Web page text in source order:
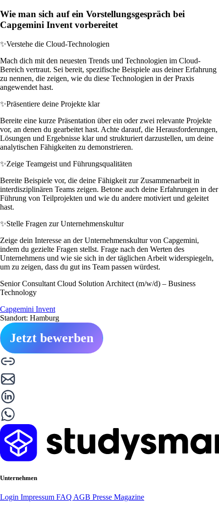
Wie man sich auf ein Vorstellungsgespräch bei
Capgemini Invent vorbereitet
✨Verstehe die Cloud-Technologien
Mach dich mit den neuesten Trends und Technologien im Cloud-
Bereich vertraut. Sei bereit, spezifische Beispiele aus deiner Erfahrung
zu nennen, die zeigen, wie du diese Technologien in der Praxis
angewendet hast.
✨Präsentiere deine Projekte klar
Bereite eine kurze Präsentation über ein oder zwei relevante Projekte
vor, an denen du gearbeitet hast. Achte darauf, die Herausforderungen,
Lösungen und Ergebnisse klar und strukturiert darzustellen, um deine
analytischen Fähigkeiten zu demonstrieren.
✨Zeige Teamgeist und Führungsqualitäten
Bereite Beispiele vor, die deine Fähigkeit zur Zusammenarbeit in
interdisziplinären Teams zeigen. Betone auch deine Erfahrungen in der
Führung von Teilprojekten und wie du andere motiviert und geleitet
hast.
✨Stelle Fragen zur Unternehmenskultur
Zeige dein Interesse an der Unternehmenskultur von Capgemini,
indem du gezielte Fragen stellst. Frage nach den Werten des
Unternehmens und wie sie sich in der täglichen Arbeit widerspiegeln,
um zu zeigen, dass du gut ins Team passen würdest.
Senior Consultant Cloud Solution Architect (m/w/d) – Business
Technology
Capgemini Invent
Standort: Hamburg
Jetzt bewerben
Unternehmen
Login Impressum FAQ AGB Presse Magazine